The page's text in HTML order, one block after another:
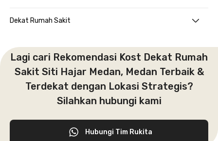
Dekat Rumah Sakit
Lagi cari Rekomendasi Kost Dekat Rumah
Sakit Siti Hajar Medan, Medan Terbaik &
Terdekat dengan Lokasi Strategis?
Silahkan hubungi kami
Hubungi Tim Rukita